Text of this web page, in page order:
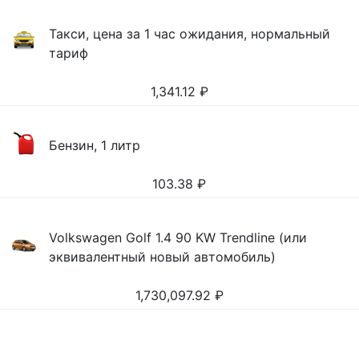
Такси, цена за 1 час ожидания, нормальный
тариф
1,341.12 ₽
Бензин, 1 литр
103.38 ₽
Volkswagen Golf 1.4 90 KW Trendline (или
эквивалентный новый автомобиль)
1,730,097.92 ₽